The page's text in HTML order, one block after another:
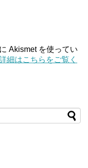
Akismet を使ってい
細はこちらをご覧く